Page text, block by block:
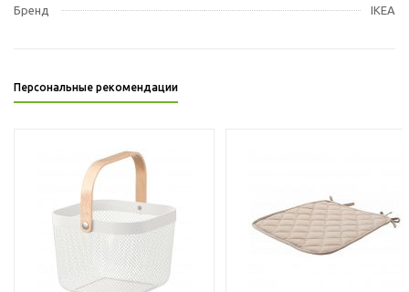
Бренд IKEA
Персональные рекомендации